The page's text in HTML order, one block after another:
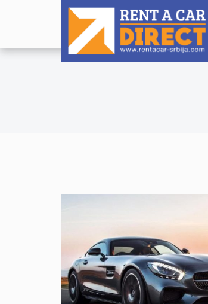
LOREM IPSUM
MERCEDES